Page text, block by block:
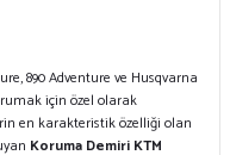
890 Adventure ve Husqvarna
için özel olarak
en karakteristik özelliği olan
Koruma Demiri KTM